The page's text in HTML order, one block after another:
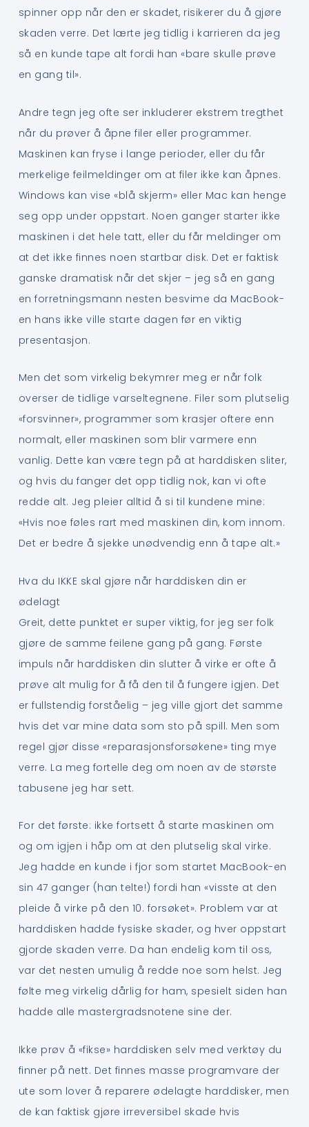
spinner opp når den er skadet, risikerer du å gjøre
skaden verre. Det lærte jeg tidlig i karrieren da jeg
så en kunde tape alt fordi han «bare skulle prøve
en gang til».
Andre tegn jeg ofte ser inkluderer ekstrem tregthet
når du prøver å åpne filer eller programmer.
Maskinen kan fryse i lange perioder, eller du får
merkelige feilmeldinger om at filer ikke kan åpnes.
Windows kan vise «blå skjerm» eller Mac kan henge
seg opp under oppstart. Noen ganger starter ikke
maskinen i det hele tatt, eller du får meldinger om
at det ikke finnes noen startbar disk. Det er faktisk
ganske dramatisk når det skjer – jeg så en gang
en forretningsmann nesten besvime da MacBook-
en hans ikke ville starte dagen før en viktig
presentasjon.
Men det som virkelig bekymrer meg er når folk
overser de tidlige varseltegnene. Filer som plutselig
«forsvinner», programmer som krasjer oftere enn
normalt, eller maskinen som blir varmere enn
vanlig. Dette kan være tegn på at harddisken sliter,
og hvis du fanger det opp tidlig nok, kan vi ofte
redde alt. Jeg pleier alltid å si til kundene mine:
«Hvis noe føles rart med maskinen din, kom innom.
Det er bedre å sjekke unødvendig enn å tape alt.»
Hva du IKKE skal gjøre når harddisken din er
ødelagt
Greit, dette punktet er super viktig, for jeg ser folk
gjøre de samme feilene gang på gang. Første
impuls når harddisken din slutter å virke er ofte å
prøve alt mulig for å få den til å fungere igjen. Det
er fullstendig forståelig – jeg ville gjort det samme
hvis det var mine data som sto på spill. Men som
regel gjør disse «reparasjonsforsøkene» ting mye
verre. La meg fortelle deg om noen av de største
tabusene jeg har sett.
For det første: ikke fortsett å starte maskinen om
og om igjen i håp om at den plutselig skal virke.
Jeg hadde en kunde i fjor som startet MacBook-en
sin 47 ganger (han telte!) fordi han «visste at den
pleide å virke på den 10. forsøket». Problem var at
harddisken hadde fysiske skader, og hver oppstart
gjorde skaden verre. Da han endelig kom til oss,
var det nesten umulig å redde noe som helst. Jeg
følte meg virkelig dårlig for ham, spesielt siden han
hadde alle mastergradsnotene sine der.
Ikke prøv å «fikse» harddisken selv med verktøy du
finner på nett. Det finnes masse programvare der
ute som lover å reparere ødelagte harddisker, men
de kan faktisk gjøre irreversibel skade hvis